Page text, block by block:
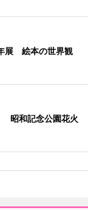
展 絵本の世界観
昭和記念公園花火